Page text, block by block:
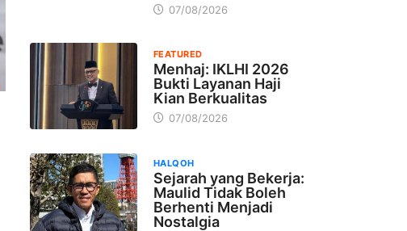
07/08/2026
FEATURED
Menhaj: IKLHI 2026
Bukti Layanan Haji
Kian Berkualitas
07/08/2026
HALQOH
Sejarah yang Bekerja:
Maulid Tidak Boleh
Berhenti Menjadi
Nostalgia